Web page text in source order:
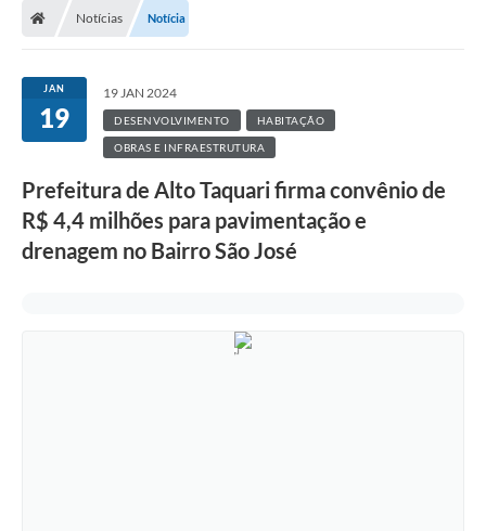
Notícias Notícia
JAN
19
19 JAN 2024
DESENVOLVIMENTO HABITAÇÃO
OBRAS E INFRAESTRUTURA
Prefeitura de Alto Taquari firma convênio de
R$ 4,4 milhões para pavimentação e
drenagem no Bairro São José